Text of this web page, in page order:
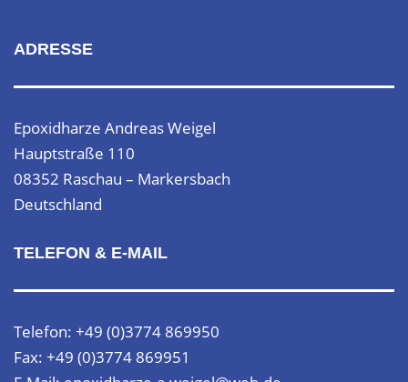
ADRESSE
Epoxidharze Andreas Weigel
Hauptstraße 110
08352 Raschau – Markersbach
Deutschland
TELEFON & E-MAIL
Telefon: +49 (0)3774 869950
Fax: +49 (0)3774 869951